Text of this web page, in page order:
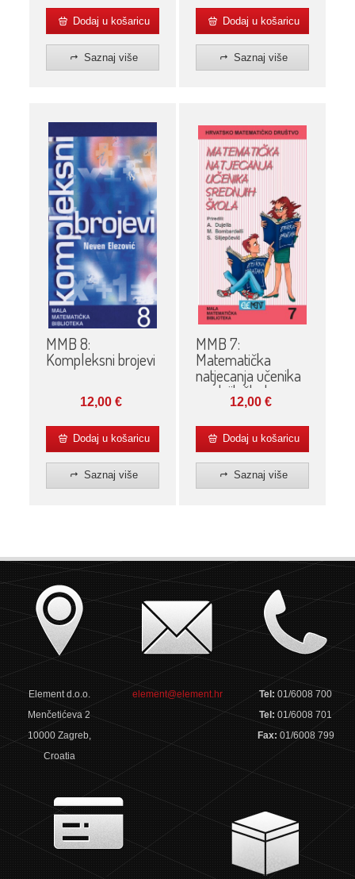
Dodaj u košaricu
Saznaj više
Dodaj u košaricu
Saznaj više
MMB 8:
Kompleksni brojevi
12,00€
Dodaj u košaricu
Saznaj više
MMB 7:
Matematička
natjecanja učenika
srednjih škola
12,00€
Dodaj u košaricu
Saznaj više
Element d.o.o.
Menčetićeva 2
10000 Zagreb,
Croatia
element@element.hr Tel:01/6008 700
Tel:01/6008 701
Fax: 01/6008 799